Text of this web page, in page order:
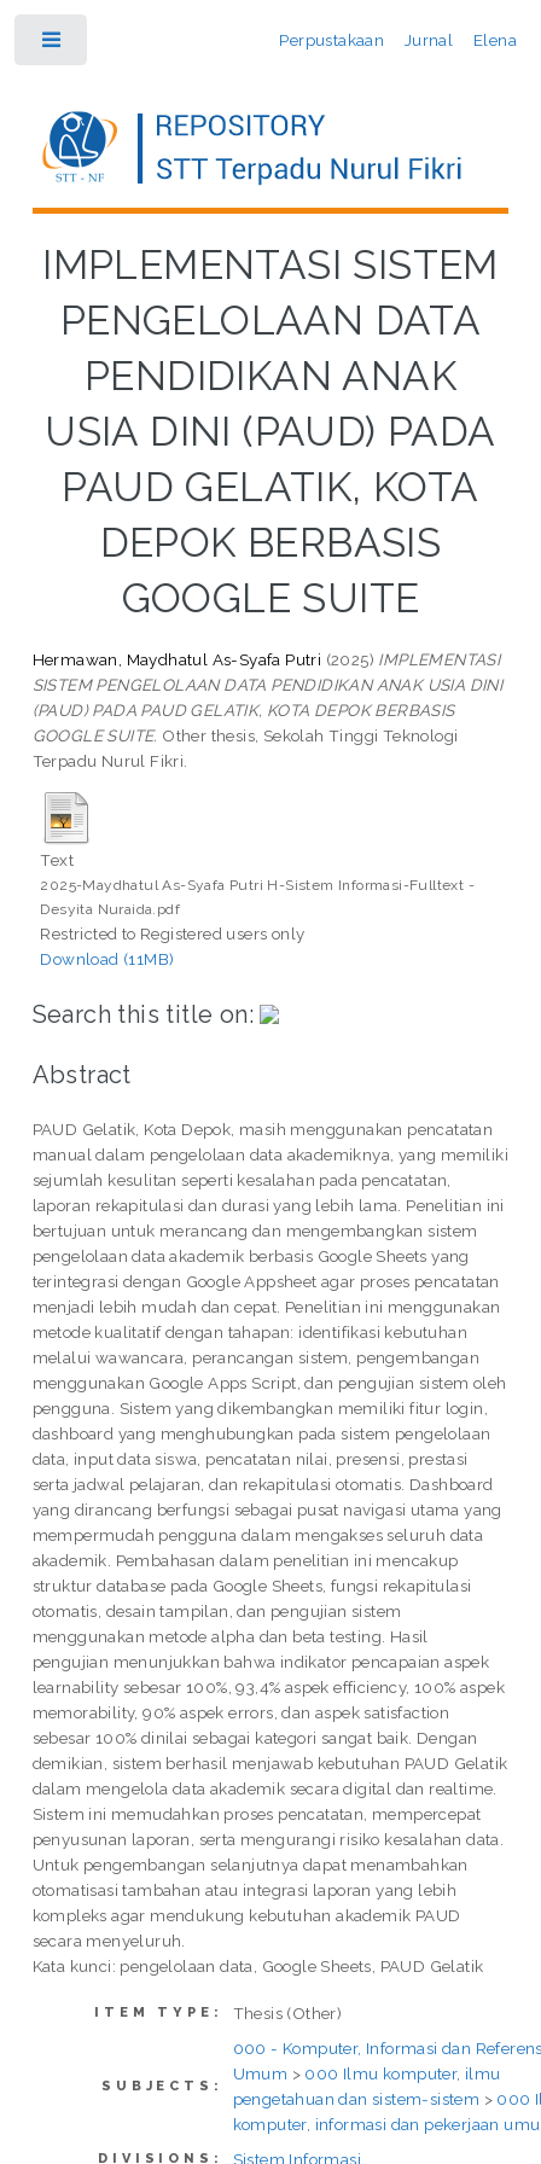
Perpustakaan Jurnal Elena
IMPLEMENTASI SISTEM
PENGELOLAAN DATA
PENDIDIKAN ANAK
USIA DINI (PAUD) PADA
PAUD GELATIK, KOTA
DEPOK BERBASIS
GOOGLE SUITE
Hermawan, Maydhatul As-Syafa Putri (2025) IMPLEMENTASI
SISTEM PENGELOLAAN DATA PENDIDIKAN ANAK USIA DINI
(PAUD) PADA PAUD GELATIK, KOTA DEPOK BERBASIS
GOOGLE SUITE. Other thesis, Sekolah Tinggi Teknologi
Terpadu Nurul Fikri.
Text
2025-Maydhatul As-Syafa Putri H-Sistem Informasi-Fulltext -
Desyita Nuraida.pdf
Restricted to Registered users only
Download (11MB)
Search this title on:
Abstract
PAUD Gelatik, Kota Depok, masih menggunakan pencatatan
manual dalam pengelolaan data akademiknya, yang memiliki
sejumlah kesulitan seperti kesalahan pada pencatatan,
laporan rekapitulasi dan durasi yang lebih lama. Penelitian ini
bertujuan untuk merancang dan mengembangkan sistem
pengelolaan data akademik berbasis Google Sheets yang
terintegrasi dengan Google Appsheet agar proses pencatatan
menjadi lebih mudah dan cepat. Penelitian ini menggunakan
metode kualitatif dengan tahapan: identifikasi kebutuhan
melalui wawancara, perancangan sistem, pengembangan
menggunakan Google Apps Script, dan pengujian sistem oleh
pengguna. Sistem yang dikembangkan memiliki fitur login,
dashboard yang menghubungkan pada sistem pengelolaan
data, input data siswa, pencatatan nilai, presensi, prestasi
serta jadwal pelajaran, dan rekapitulasi otomatis. Dashboard
yang dirancang berfungsi sebagai pusat navigasi utama yang
mempermudah pengguna dalam mengakses seluruh data
akademik. Pembahasan dalam penelitian ini mencakup
struktur database pada Google Sheets, fungsi rekapitulasi
otomatis, desain tampilan, dan pengujian sistem
menggunakan metode alpha dan beta testing. Hasil
pengujian menunjukkan bahwa indikator pencapaian aspek
learnability sebesar 100%, 93,4% aspek efficiency, 100% aspek
memorability, 90% aspek errors, dan aspek satisfaction
sebesar 100% dinilai sebagai kategori sangat baik. Dengan
demikian, sistem berhasil menjawab kebutuhan PAUD Gelatik
dalam mengelola data akademik secara digital dan realtime.
Sistem ini memudahkan proses pencatatan, mempercepat
penyusunan laporan, serta mengurangi risiko kesalahan data.
Untuk pengembangan selanjutnya dapat menambahkan
otomatisasi tambahan atau integrasi laporan yang lebih
kompleks agar mendukung kebutuhan akademik PAUD
secara menyeluruh.
Kata kunci: pengelolaan data, Google Sheets, PAUD Gelatik
ITEM TYPE: Thesis (Other)
SUBJECTS:
000 - Komputer, Informasi dan
Umum > 000 Ilmu komputer, ilmu
pengetahuan dan sistem-sistem > 000
komputer, informasi dan pekerjaan
DIVISIONS: Sistem Informasi